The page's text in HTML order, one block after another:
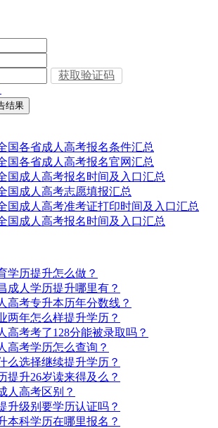
获取验证码
结果
国各省成人高考报名条件汇总
国各省成人高考报名官网汇总
国成人高考报名时间及入口汇总
国成人高考志愿填报汇总
国成人高考准考证打印时间及入口汇总
国成人高考报名时间及入口汇总
学历提升怎么做？
成人学历提升哪里有？
高考专升本历年分数线？
两年怎么样提升学历？
高考考了128分能被录取吗？
高考学历怎么查询？
么选择继续提升学历？
提升26岁读来得及么？
人高考区别？
升级别要学历认证吗？
本科学历在哪里报名？